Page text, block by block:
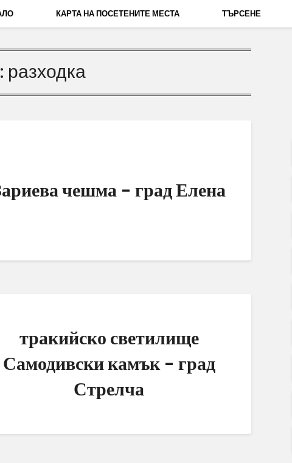
КАРТА НА ПОСЕТЕНИТЕ МЕСТА ТЪРСЕНЕ
разходка
чешма – град Елена
тракийско светилище
Самодивски камък – град
Стрелча